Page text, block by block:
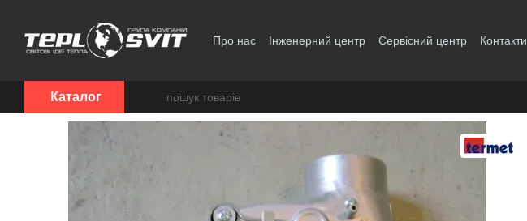
Про нас Інженерний центр Сервісний центр Контакти
Каталог